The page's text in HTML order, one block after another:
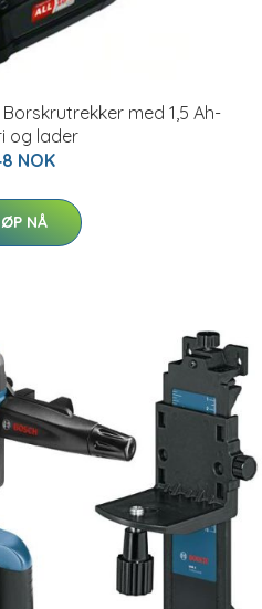
med 1,5 Ah-
og lader
NOK
NÅ